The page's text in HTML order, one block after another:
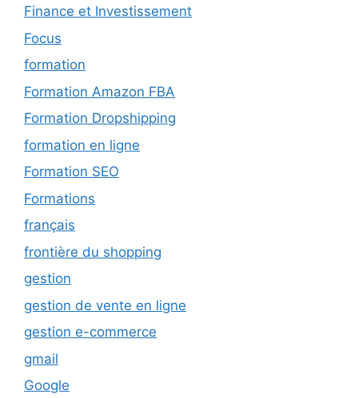
Finance et Investissement
Focus
formation
Formation Amazon FBA
Formation Dropshipping
formation en ligne
Formation SEO
Formations
français
frontière du shopping
gestion
gestion de vente en ligne
gestion e-commerce
gmail
Google